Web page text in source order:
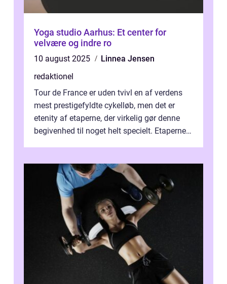
Yoga studio Aarhus: Et center for
velvære og indre ro
10 august 2025
Linnea Jensen
redaktionel
Tour de France er uden tvivl en af verdens
mest prestigefyldte cykelløb, men det er
etenity af etaperne, der virkelig gør denne
begivenhed til noget helt specielt. Etaperne i